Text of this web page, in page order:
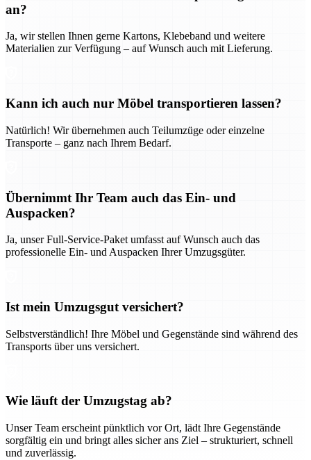
an?
Ja, wir stellen Ihnen gerne Kartons, Klebeband und weitere
Materialien zur Verfügung – auf Wunsch auch mit Lieferung.
Kann ich auch nur Möbel transportieren lassen?
Natürlich! Wir übernehmen auch Teilumzüge oder einzelne
Transporte – ganz nach Ihrem Bedarf.
Übernimmt Ihr Team auch das Ein- und
Auspacken?
Ja, unser Full-Service-Paket umfasst auf Wunsch auch das
professionelle Ein- und Auspacken Ihrer Umzugsgüter.
Ist mein Umzugsgut versichert?
Selbstverständlich! Ihre Möbel und Gegenstände sind während des
Transports über uns versichert.
Wie läuft der Umzugstag ab?
Unser Team erscheint pünktlich vor Ort, lädt Ihre Gegenstände
sorgfältig ein und bringt alles sicher ans Ziel – strukturiert, schnell
und zuverlässig.